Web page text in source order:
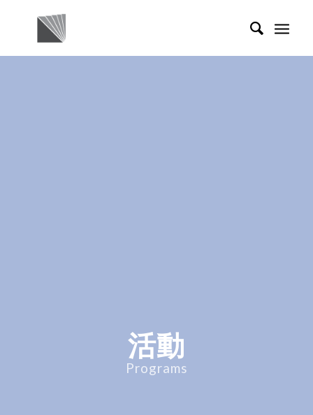
活動
Programs